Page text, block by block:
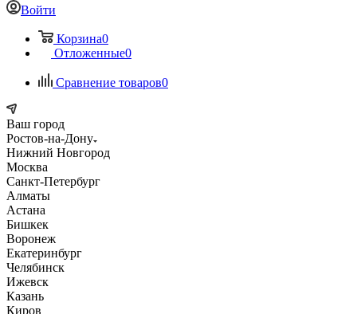
Войти
Корзина0
Отложенные0
Сравнение товаров0
Ваш город
Ростов-на-Дону
Нижний Новгород
Москва
Санкт-Петербург
Алматы
Астана
Бишкек
Воронеж
Екатеринбург
Челябинск
Ижевск
Казань
Киров